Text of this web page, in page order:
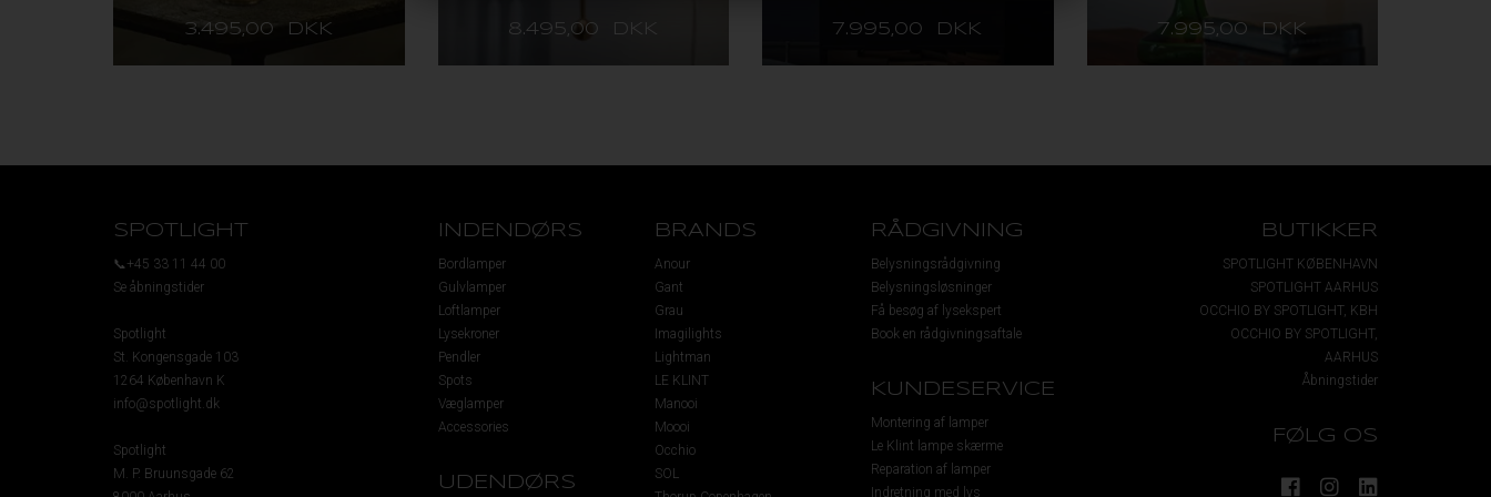
3.495,00 DKK 8.495,00 DKK 7.995,00 DKK 7.995,00 DKK
SPOTLIGHT
📞+45 33 11 44 00
Se åbningstider
Spotlight
St. Kongensgade 103
1264 København K
info@spotlight.dk
Spotlight
M. P. Bruunsgade 62
INDENDØRS
Bordlamper
Gulvlamper
Loftlamper
Lysekroner
Pendler
Spots
Væglamper
Accessories
UDENDØRS
BRANDS
Anour
Gant
Grau
Imagilights
Lightman
LE KLINT
Manooi
Moooi
Occhio
SOL
RÅDGIVNING
Belysningsrådgivning
Belysningsløsninger
Få besøg af lysekspert
Book en rådgivningsaftale
KUNDESERVICE
Montering af lamper
Le Klint lampe skærme
Reparation af lamper
Indretning med lys
BUTIKKER
SPOTLIGHT KØBENHAVN
SPOTLIGHT AARHUS
OCCHIO BY SPOTLIGHT, KBH
OCCHIO BY SPOTLIGHT,
AARHUS
Åbningstider
FØLG OS